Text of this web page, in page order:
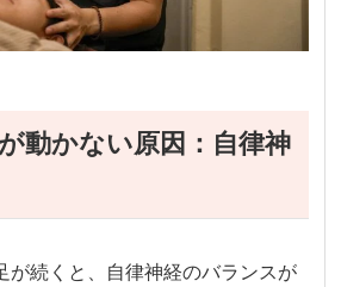
動かない原因：自律神
が続くと、自律神経のバランスが